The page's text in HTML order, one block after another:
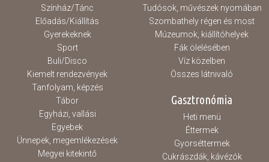
Színház/Tánc
Előadás/Kiállítás
Gyerekeknek
Sport
Buli/Disco
Kiemelt rendezvények
Tanfolyam, képzés
Tábor
Egyházi, vallási
Egyebek
Ünnepek, megemlékezések
Megyei kitekintő
Tudósok, művészek nyomában
Szombathely régen és most
Múzeumok, kiállítóhelyek
Fák ölelésében
Víz közelben
Összes látnivaló
Gasztronómia
Heti menü
Éttermek
Gyorséttermek
Cukrászdák, kávézók